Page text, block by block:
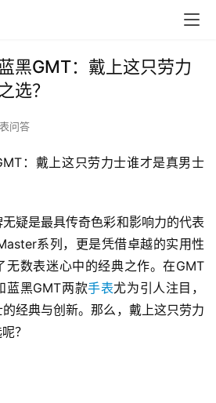
黑GMT：戴上这只劳力
选？
问答
：戴上这只劳力士谁才是真男士
疑是最具传奇色彩和影响力的代表
系列，更是凭借卓越的实用性
无数表迷心中的经典之作。在GMT
蓝黑GMT两款手表尤为引人注目，
经典与创新。那么，戴上这只劳力
？